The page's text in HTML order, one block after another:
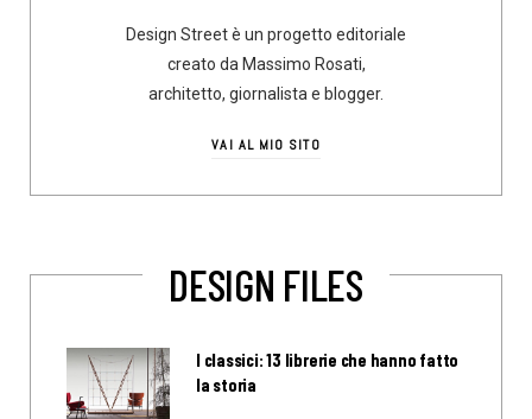
Design Street è un progetto editoriale
creato da Massimo Rosati,
architetto, giornalista e blogger.
VAI AL MIO SITO
DESIGN FILES
I classici: 13 librerie che hanno fatto
la storia